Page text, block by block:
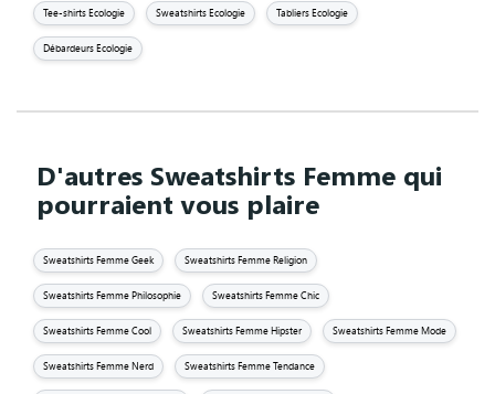
Tee-shirts Ecologie Sweatshirts Ecologie Tabliers Ecologie
Débardeurs Ecologie
D'autres Sweatshirts Femme qui
pourraient vous plaire
Sweatshirts Femme Geek Sweatshirts Femme Religion
Sweatshirts Femme Philosophie Sweatshirts Femme Chic
Sweatshirts Femme Cool Sweatshirts Femme Hipster Sweatshirts Femme Mode
Sweatshirts Femme Nerd Sweatshirts Femme Tendance